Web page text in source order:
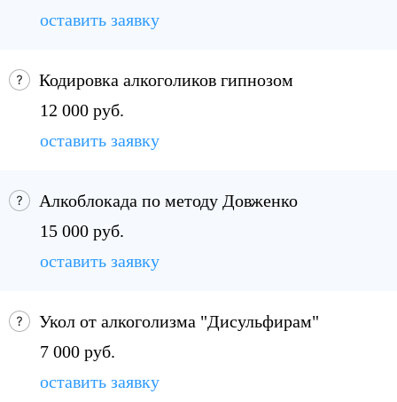
оставить заявку
Кодировка алкоголиков гипнозом
12 000 руб.
оставить заявку
Алкоблокада по методу Довженко
15 000 руб.
оставить заявку
Укол от алкоголизма "Дисульфирам"
7 000 руб.
оставить заявку